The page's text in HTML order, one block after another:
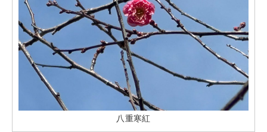
八重寒紅